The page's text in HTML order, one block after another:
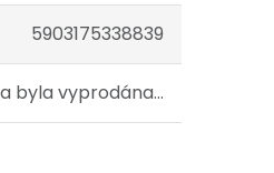
5903175338839
byla vyprodána…